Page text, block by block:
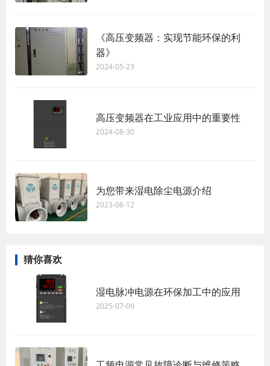
《高压变频器：实现节能环保的利
器》
2024-05-23
高压变频器在工业应用中的重要性
2024-08-30
为您带来湿电除尘电源介绍
2023-06-12
猜你喜欢
湿电脉冲电源在环保加工中的应用
2025-07-09